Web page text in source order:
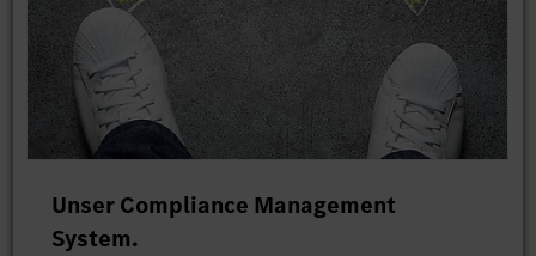
Unser Compliance Management
System.